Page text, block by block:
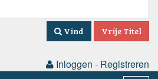
Vind Vrije Titel
Inloggen - Registreren